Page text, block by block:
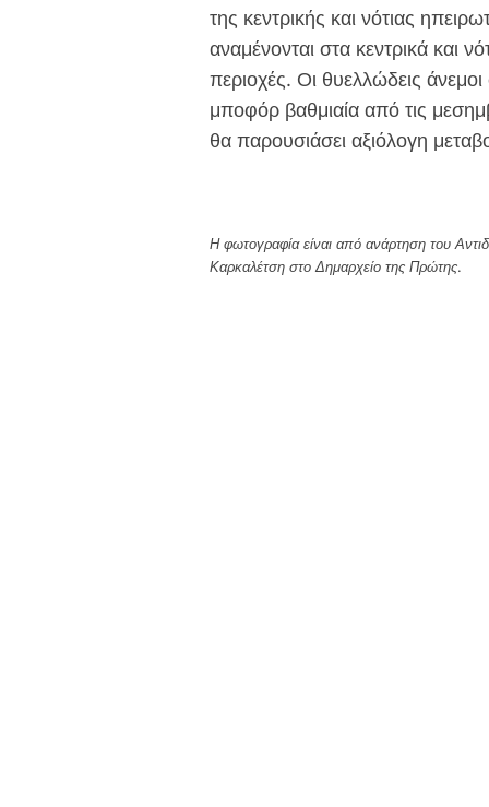
της κεντρικής και νότιας
αναμένονται στα κεντρικά και
περιοχές. Οι θυελλώδεις
μποφόρ βαθμιαία από τις
θα παρουσιάσει αξιόλογη
Η φωτογραφία είναι από ανάρτηση του
Καρκαλέτση στο Δημαρχείο της Πρώτης.